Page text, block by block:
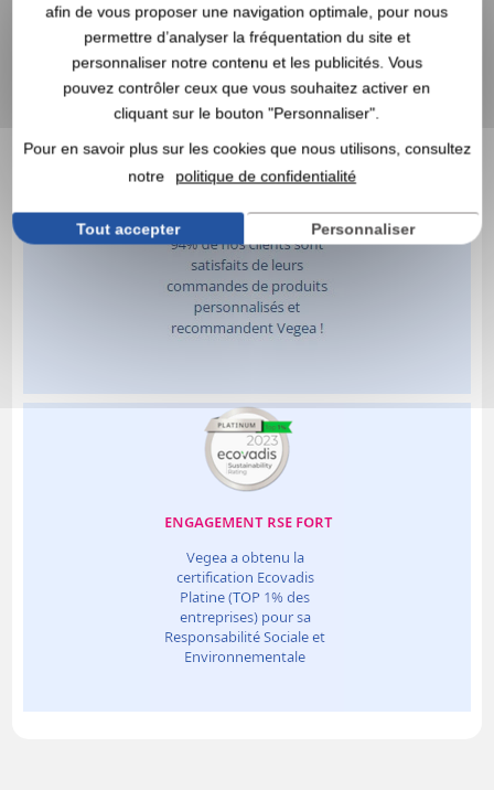
afin de vous proposer une navigation optimale, pour nous
permettre d’analyser la fréquentation du site et
personnaliser notre contenu et les publicités. Vous
pouvez contrôler ceux que vous souhaitez activer en
cliquant sur le bouton "Personnaliser".
Pour en savoir plus sur les cookies que nous utilisons, consultez
notre
politique de confidentialité
Tout accepter Personnaliser